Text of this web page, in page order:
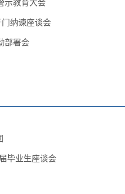
示教育大会
纳谏座谈会
部署会
毕业生座谈会